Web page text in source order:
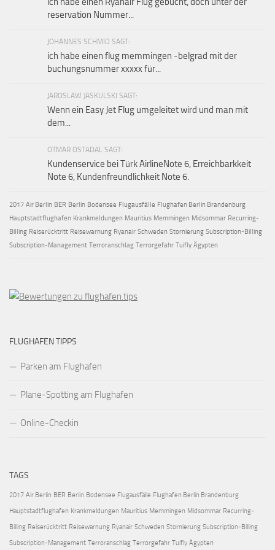
reservation Nummer...
JOHANNES SCHMID SAGT:
ich habe einen flug memmingen -belgrad mit der
buchungsnummer xxxxx für...
JAROSLAW JASKULSKI SAGT:
Wenn ein Easy Jet Flug umgeleitet wird und man mit
dem...
OTMAR OSTADAL SAGT:
Kundenservice bei Türk AirlineNote 6, Erreichbarkkeit
Note 6, Kundenfreundlichkeit Note 6.
2017 Air Berlin BER Berlin Bodensee Flugausfälle Flughafen Berlin Brandenburg
Hauptstadtflughafen Krankmeldungen Mauritius Memmingen Midsommar Recurring-
Billing Reiserücktritt Reisewarnung Ryanair Schweden Stornierung Subscription-Billing
Subscription-Management Terroranschlag Terrorgefahr Tuifly Ägypten
FLUGHAFEN TIPPS
Parken am Flughafen
Plane-Spotting am Flughafen
Online-Checkin
TAGS
2017 Air Berlin BER Berlin Bodensee Flugausfälle Flughafen Berlin Brandenburg
Hauptstadtflughafen Krankmeldungen Mauritius Memmingen Midsommar Recurring-
Billing Reiserücktritt Reisewarnung Ryanair Schweden Stornierung Subscription-Billing
Subscription-Management Terroranschlag Terrorgefahr Tuifly Ägypten